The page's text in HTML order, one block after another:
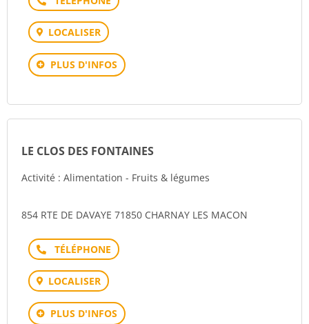
LOCALISER
PLUS D'INFOS
LE CLOS DES FONTAINES
Activité : Alimentation - Fruits & légumes
854 RTE DE DAVAYE 71850 CHARNAY LES MACON
Téléphone
LOCALISER
PLUS D'INFOS